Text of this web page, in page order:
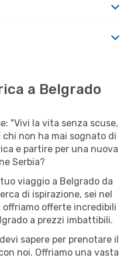
a Belgrado
"Vivi la vita senza scuse,
non ha mai sognato di
e partire per una nuova
Serbia?
viaggio a Belgrado da
di ispirazione, sei nel
offriamo offerte incredibili
a prezzi imbattibili.
sapere per prenotare il
noi. Offriamo una vasta